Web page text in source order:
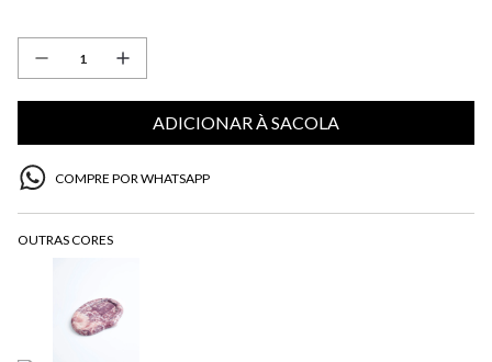
ADICIONAR À SACOLA
COMPRE POR WHATSAPP